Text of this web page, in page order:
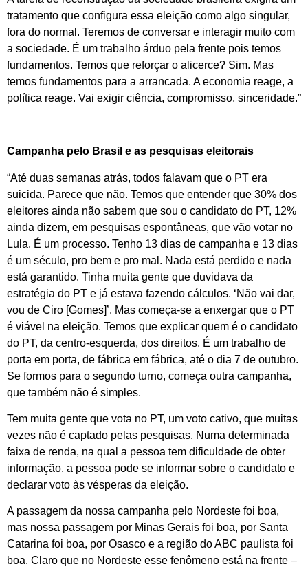
tratamento que configura essa eleição como algo singular,
fora do normal. Teremos de conversar e interagir muito com
a sociedade. É um trabalho árduo pela frente pois temos
fundamentos. Temos que reforçar o alicerce? Sim. Mas
temos fundamentos para a arrancada. A economia reage, a
política reage. Vai exigir ciência, compromisso, sinceridade.”
Campanha pelo Brasil e as pesquisas eleitorais
“Até duas semanas atrás, todos falavam que o PT era
suicida. Parece que não. Temos que entender que 30% dos
eleitores ainda não sabem que sou o candidato do PT, 12%
ainda dizem, em pesquisas espontâneas, que vão votar no
Lula. É um processo. Tenho 13 dias de campanha e 13 dias
é um século, pro bem e pro mal. Nada está perdido e nada
está garantido. Tinha muita gente que duvidava da
estratégia do PT e já estava fazendo cálculos. ‘Não vai dar,
vou de Ciro [Gomes]’. Mas começa-se a enxergar que o PT
é viável na eleição. Temos que explicar quem é o candidato
do PT, da centro-esquerda, dos direitos. É um trabalho de
porta em porta, de fábrica em fábrica, até o dia 7 de outubro.
Se formos para o segundo turno, começa outra campanha,
que também não é simples.
Tem muita gente que vota no PT, um voto cativo, que muitas
vezes não é captado pelas pesquisas. Numa determinada
faixa de renda, na qual a pessoa tem dificuldade de obter
informação, a pessoa pode se informar sobre o candidato e
declarar voto às vésperas da eleição.
A passagem da nossa campanha pelo Nordeste foi boa,
mas nossa passagem por Minas Gerais foi boa, por Santa
Catarina foi boa, por Osasco e a região do ABC paulista foi
boa. Claro que no Nordeste esse fenômeno está na frente –